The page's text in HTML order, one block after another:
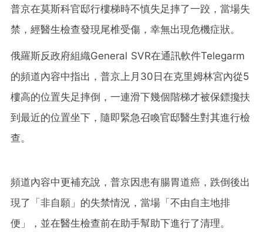
普京在莫斯科官邸行樓梯時不慎失足摔了一跤，當場失
禁，經醫生檢查發現尾椎受傷，幸無出現危機症狀。
俄羅斯反政府組織General SVR在通訊軟件Telegarm
的頻道內容中指出，普京上月30日在克里姆林宮內從5
樓高的位置失足摔倒，一連滑下幾個階梯才被保鏢攙扶
到最近的位置坐下，隨即緊急召喚官邸醫生對其進行檢
查。
頻道內容中更補充說，普京因患有腸胃道癌，跌倒後出
現了「非自願」的失禁情況，當場「不由自主地排
便」，並在醫生檢查前在助手幫助下進行了清理。